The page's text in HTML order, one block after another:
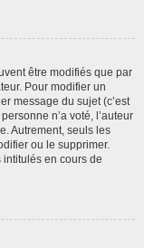
être modifiés que par
Pour modifier un
message du sujet (c’est
n’a voté, l’auteur
Autrement, seuls les
ou le supprimer.
en cours de